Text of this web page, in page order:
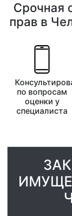
Срочная
прав в
по вопросам
оценки у
специалиста